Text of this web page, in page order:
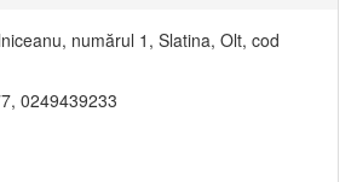
numărul 1, Slatina, Olt, cod
0249439233